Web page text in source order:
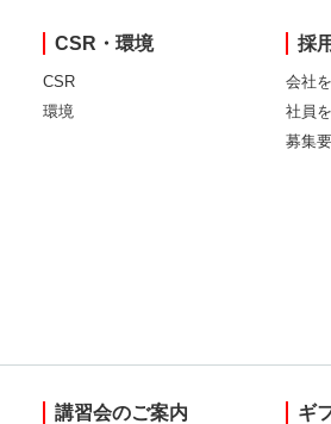
CSR・環境
CSR
環境
採
会社
社員
募集
講習会のご案内 ギ